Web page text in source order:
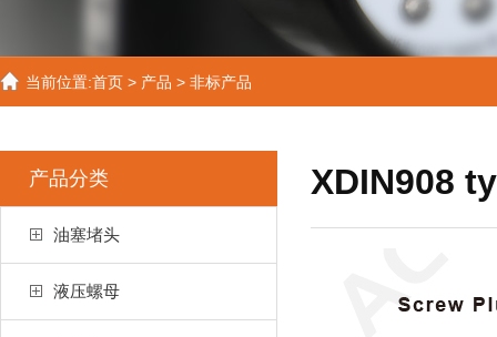
当前位置:首页 > 产品 > 非标产品
产品分类
油塞堵头
液压螺母
XDIN908